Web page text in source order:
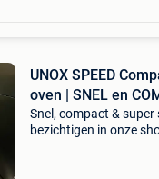
UNOX SPEED
oven | SNEL en
Snel, compact &
bezichtigen in onze